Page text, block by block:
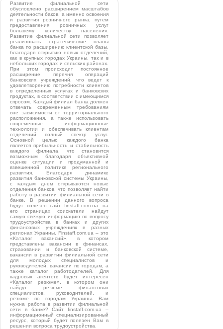
Развитие филиальной сети
обусловлено расширением масштабов
деятельности баков, а именно освоения
и развития розничного рынка, путем
предоставления розничных услуг
большему количеству населения.
Развитие филиальной сети позволяет
реализовать стратегические планы
банка по расширению клиентской базы,
благодаря открытию новых отделений,
как в крупных городах Украины, так и в
небольших городах и сельских районах.
При этом происходит постоянное
расширение перечня операций
банковских учреждений, что ведет к
удовлетворению потребности клиентов
в определенных услугах и банковских
продуктах, в соответствии с имеющимся
спросом. Каждый филиал банка должен
отвечать современным требованиям
вне зависимости от территориального
расположения, а также использовать
современные информационные
технологии и обеспечивать клиентам
отделений полный спектр услуг.
Основной целью каждого банка
является прибыльность и стабильность
каждого филиала, что становится
возможным благодаря объективной
оценке ситуации и продуманной и
взвешенной политике регионального
развития. Благодаря динамике
развития банковской системы Украины,
с каждым днем открываются новые
отделения банков, что позволяет найти
работу в развитии филиальной сети в
банке. В решении данного вопроса
будут полезен сайт finstaff.com.ua. на
его страницах соискатели найдут
самую свежую информацию по вопросу
трудоустройства в банках и других
финансовых учреждениях в разных
регионах Украины. Finstaff.com.ua – это
«Каталог вакансий», в котором
представлены вакансии в финансах,
страховании и банковской системе,
вакансии в развитии филиальной сети
для молодых специалистов и
руководителей, вакансии по городам, а
также каталог работодателей. Для
кадровых агентств будет интересен
«Каталог резюме», в котором они
найдут резюме финансовых
специалистов, руководителей, и
резюме по городам Украины. Вам
нужна работа в развитии филиальной
сети в банке? Сайт finstaff.com.ua –
информационный специализированный
ресурс, который будет полезен Вам в
решении вопроса трудоустройства.